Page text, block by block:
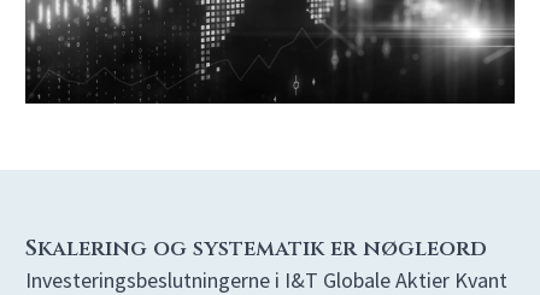
Skalering og systematik er nøgleord
Investeringsbeslutningerne i I&T Globale Aktier Kvant